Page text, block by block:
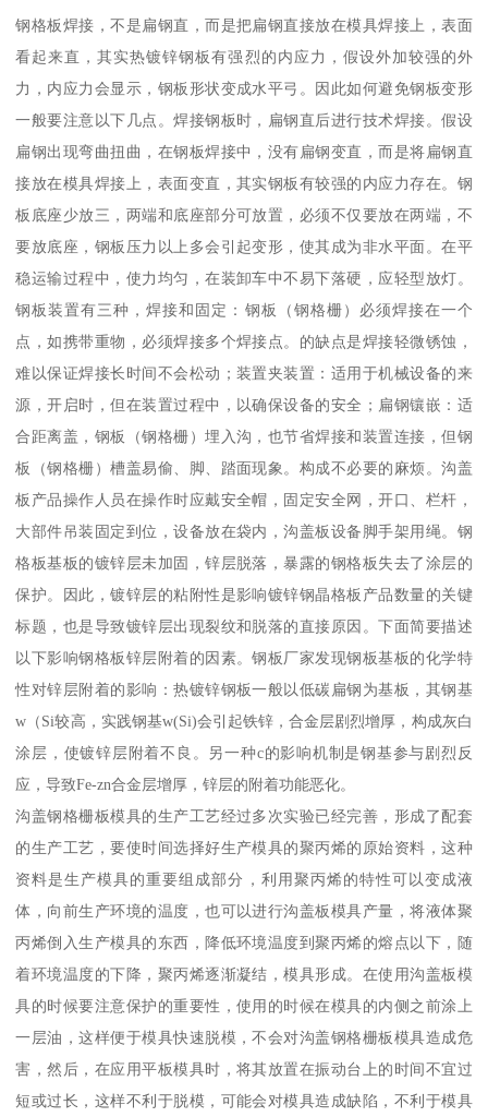
钢格板焊接，不是扁钢直，而是把扁钢直接放在模具焊接上，表面
看起来直，其实热镀锌钢板有强烈的内应力，假设外加较强的外
力，内应力会显示，钢板形状变成水平弓。因此如何避免钢板变形
一般要注意以下几点。焊接钢板时，扁钢直后进行技术焊接。假设
扁钢出现弯曲扭曲，在钢板焊接中，没有扁钢变直，而是将扁钢直
接放在模具焊接上，表面变直，其实钢板有较强的内应力存在。钢
板底座少放三，两端和底座部分可放置，必须不仅要放在两端，不
要放底座，钢板压力以上多会引起变形，使其成为非水平面。在平
稳运输过程中，使力均匀，在装卸车中不易下落硬，应轻型放灯。
钢板装置有三种，焊接和固定：钢板（钢格栅）必须焊接在一个
点，如携带重物，必须焊接多个焊接点。的缺点是焊接轻微锈蚀，
难以保证焊接长时间不会松动；装置夹装置：适用于机械设备的来
源，开启时，但在装置过程中，以确保设备的安全；扁钢镶嵌：适
合距离盖，钢板（钢格栅）埋入沟，也节省焊接和装置连接，但钢
板（钢格栅）槽盖易偷、脚、踏面现象。构成不必要的麻烦。沟盖
板产品操作人员在操作时应戴安全帽，固定安全网，开口、栏杆，
大部件吊装固定到位，设备放在袋内，沟盖板设备脚手架用绳。钢
格板基板的镀锌层未加固，锌层脱落，暴露的钢格板失去了涂层的
保护。因此，镀锌层的粘附性是影响镀锌钢晶格板产品数量的关键
标题，也是导致镀锌层出现裂纹和脱落的直接原因。下面简要描述
以下影响钢格板锌层附着的因素。钢板厂家发现钢板基板的化学特
性对锌层附着的影响：热镀锌钢板一般以低碳扁钢为基板，其钢基
w（Si较高，实践钢基w(Si)会引起铁锌，合金层剧烈增厚，构成灰白
涂层，使镀锌层附着不良。另一种c的影响机制是钢基参与剧烈反
应，导致Fe-zn合金层增厚，锌层的附着功能恶化。
沟盖钢格栅板模具的生产工艺经过多次实验已经完善，形成了配套
的生产工艺，要使时间选择好生产模具的聚丙烯的原始资料，这种
资料是生产模具的重要组成部分，利用聚丙烯的特性可以变成液
体，向前生产环境的温度，也可以进行沟盖板模具产量，将液体聚
丙烯倒入生产模具的东西，降低环境温度到聚丙烯的熔点以下，随
着环境温度的下降，聚丙烯逐渐凝结，模具形成。在使用沟盖板模
具的时候要注意保护的重要性，使用的时候在模具的内侧之前涂上
一层油，这样便于模具快速脱模，不会对沟盖钢格栅板模具造成危
害，然后，在应用平板模具时，将其放置在振动台上的时间不宜过
短或过长，这样不利于脱模，可能会对模具造成缺陷，不利于模具